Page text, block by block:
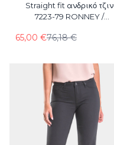
Straight fit ανδρικό τζιν
7223-79 RONNEY /
76,18 €
65,00 €